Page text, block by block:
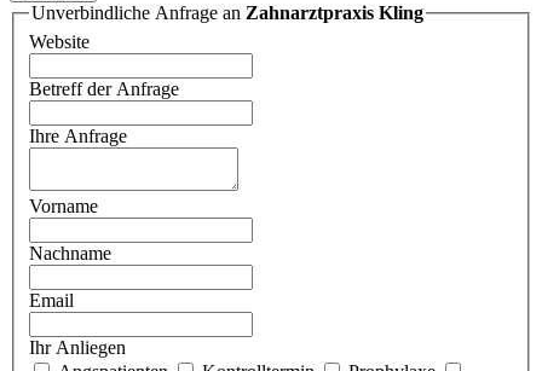
Unverbindliche Anfrage an Zahnarztpraxis Kling
Website
Betreff der Anfrage
Ihre Anfrage
Vorname
Nachname
Email
Ihr Anliegen